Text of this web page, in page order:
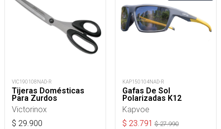
VIC190108NAD-R
Tijeras Domésticas
Para Zurdos
Victorinox
$ 29.900
KAP150104NAD-R
Gafas De Sol
Polarizadas K12
Kapvoe
$ 23.791 $27.990